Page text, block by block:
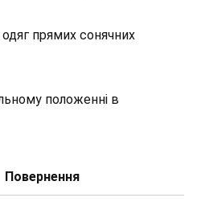
прямих сонячних
положенні в
Повернення